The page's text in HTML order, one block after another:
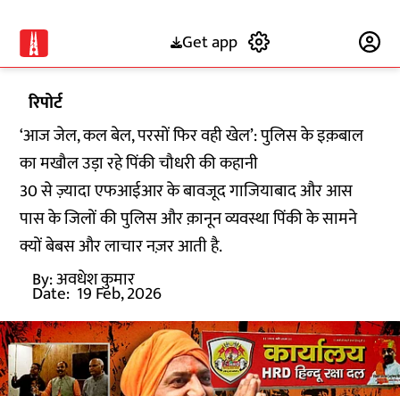
Get app
रिपोर्ट
‘आज जेल, कल बेल, परसों फिर वही खेल’: पुलिस के इक़बाल
का मखौल उड़ा रहे पिंकी चौधरी की कहानी
30 से ज़्यादा एफआईआर के बावजूद गाजियाबाद और आस
पास के जिलों की पुलिस और क़ानून व्यवस्था पिंकी के सामने
क्यों बेबस और लाचार नज़र आती है.
By:अवधेश कुमार
Date: 19 Feb, 2026